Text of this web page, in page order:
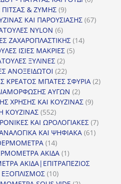
ΠΙΤΣΑΣ & ΖΥΜΗΣ 99
προϊόντα
ΚΑΙ ΠΑΡΟΥΣΙΑΣΗΣ 6767
NYLON 66
προϊόντα
ΖΑΧΑΡΟΠΛΑΣΤΙΚΗΣ 1414
ΙΣΙΕΣ ΜΑΚΡΙΕΣ 55
ΞΥΛΙΝΕΣ 22
προϊόντα
ΑΝΟΞΕΙΔΩΤΟΙ 2222
προϊόντα
ΚΡΕΑΤΟΣ ΜΠΑΤΕΣ ΣΦΥΡΙΑ 22
ΑΥΓΩΝ 22
προϊόντα
ΧΡΗΣΗΣ ΚΑΙ ΚΟΥΖΙΝΑΣ 99
ΚΟΥΖΙΝΑΣ 552552
προϊόντα
ΚΑΙ ΩΡΟΛΟΓΙΑΚΕΣ 77
ΚΑΙ ΨΗΦΙΑΚΑ 6161
1414
προϊόντα
ΑΚΙΔΑ 11
προϊόν
ΑΚΙΔΑ|ΕΠΙΤΡΑΠΕΖΙΟΣ
ΕΞΟΠΛΙΣΜΟΣ 1010